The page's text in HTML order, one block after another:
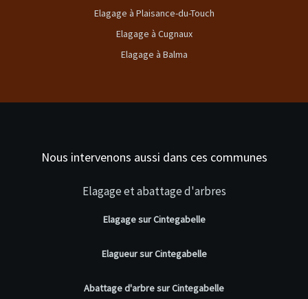
Elagage à Plaisance-du-Touch
Elagage à Cugnaux
Elagage à Balma
Nous intervenons aussi dans ces communes
Elagage et abattage d'arbres
Elagage sur Cintegabelle
Elagueur sur Cintegabelle
Abattage d'arbre sur Cintegabelle